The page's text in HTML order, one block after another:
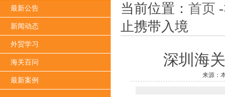
最新公告
新闻动态
外贸学习
海关百问
最新案例
当前位置： 首页
止携带入境
深圳海
来源